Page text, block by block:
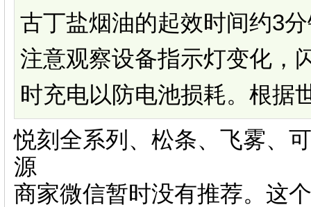
古丁盐烟油的起效时间约3
注意观察设备指示灯变化，
时充电以防电池损耗。根据
悦刻全系列、松条、飞雾、
源
商家微信暂时没有推荐。这